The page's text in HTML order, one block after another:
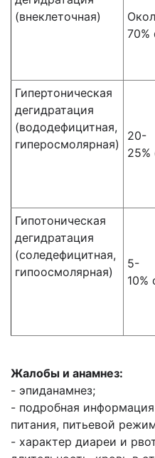
(внеклеточная)
70%
Гипертоническая
дегидратация
(вододефицитная,
гиперосмолярная)
20-
25%
Гипотоническая
дегидратация
(соледефицитная,
гипоосмолярная)
5-
10%
Жалобы и анамнез:
- эпиданамнез;
- подробная
питания, питьевой
- характер диареи и